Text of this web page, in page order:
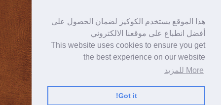
هذا الموقع يستخدم الكوكيز لضمان الحصول على
أفضل انطباع على موقعنا الالكتروني
This website uses cookies to ensure you get
the best experience on our website
More للمزيد
Got it!